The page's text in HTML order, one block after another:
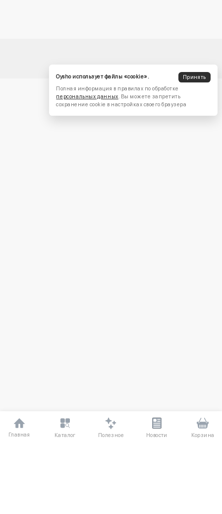
Главная Каталог Полезное Новости Корзина
Oysho использует файлы «cookie».
Принять
Полная информация в правилах по обработке
персональных данных. Вы можете запретить
сохранение cookie в настройках своего браузера